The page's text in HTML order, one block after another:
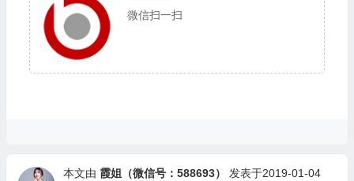
微信扫一扫
本文由 霞姐（微信号：588693）
发表于2019-01-04